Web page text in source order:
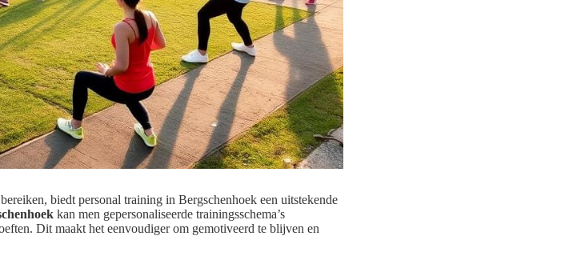
biedt personal training in Bergschenhoek een uitstekende
kan men gepersonaliseerde trainingsschema’s
Dit maakt het eenvoudiger om gemotiveerd te blijven en